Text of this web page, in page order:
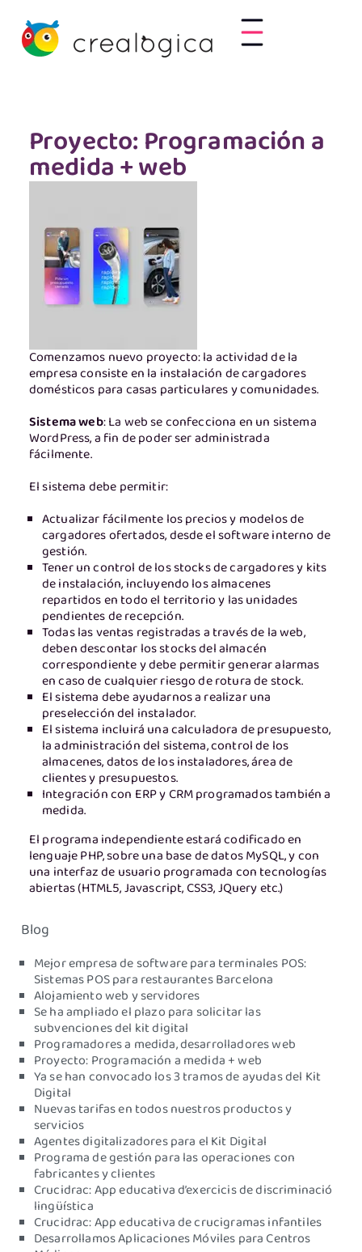
Proyecto: Programación a
medida + web
Comenzamos nuevo proyecto: la actividad de la
empresa consiste en la instalación de cargadores
domésticos para casas particulares y comunidades.
Sistema web: La web se confecciona en un sistema
WordPress, a fin de poder ser administrada
fácilmente.
El sistema debe permitir:
Actualizar fácilmente los precios y modelos de
cargadores ofertados, desde el software interno de
gestión.
Tener un control de los stocks de cargadores y kits
de instalación, incluyendo los almacenes
repartidos en todo el territorio y las unidades
pendientes de recepción.
Todas las ventas registradas a través de la web,
deben descontar los stocks del almacén
correspondiente y debe permitir generar alarmas
en caso de cualquier riesgo de rotura de stock.
El sistema debe ayudarnos a realizar una
preselección del instalador.
El sistema incluirá una calculadora de presupuesto,
la administración del sistema, control de los
almacenes, datos de los instaladores, área de
clientes y presupuestos.
Integración con ERP y CRM programados también a
medida.
El programa independiente estará codificado en
lenguaje PHP, sobre una base de datos MySQL, y con
una interfaz de usuario programada con tecnologías
abiertas (HTML5, Javascript, CSS3, JQuery etc.)
Blog
Mejor empresa de software para terminales POS:
Sistemas POS para restaurantes Barcelona
Alojamiento web y servidores
Se ha ampliado el plazo para solicitar las
subvenciones del kit digital
Programadores a medida, desarrolladores web
Proyecto: Programación a medida + web
Ya se han convocado los 3 tramos de ayudas del Kit
Digital
Nuevas tarifas en todos nuestros productos y
servicios
Agentes digitalizadores para el Kit Digital
Programa de gestión para las operaciones con
fabricantes y clientes
Crucidrac: App educativa d’exercicis de discriminació
lingüística
Crucidrac: App educativa de crucigramas infantiles
Desarrollamos Aplicaciones Móviles para Centros